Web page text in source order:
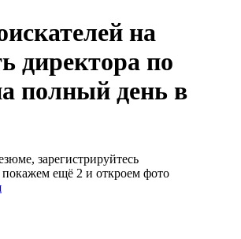
на
директора по
полный день в
зарегистрируйтесь
ещё 2 и откроем фото